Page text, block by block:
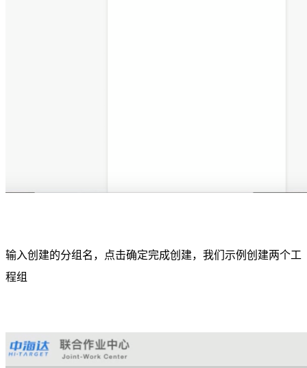
输入创建的分组名，点击确定完成创建，我们示例创建两个工
程组